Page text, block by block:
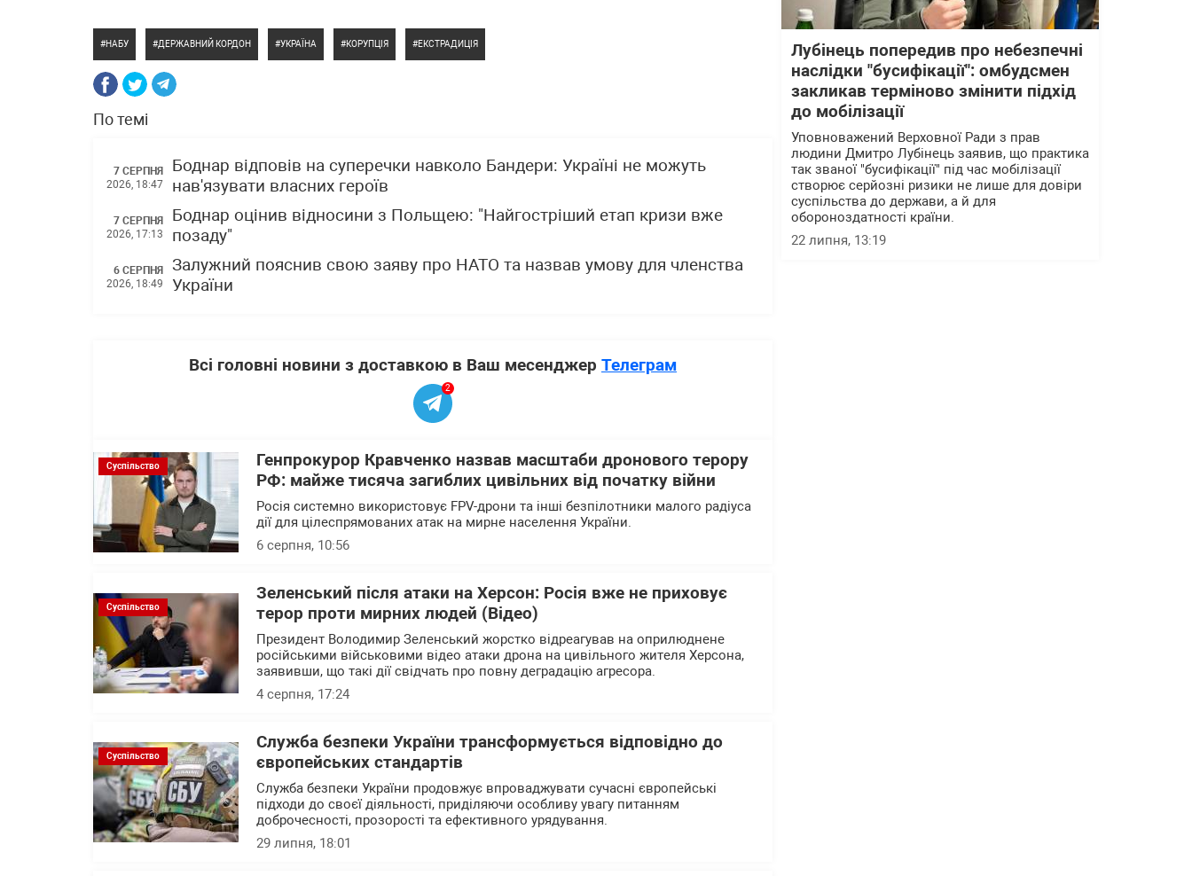
НАБУ ДЕРЖАВНИЙ КОРДОН УКРАЇНА КОРУПЦІЯ ЕКСТРАДИЦІЯ
По темі
7 СЕРПНЯ
2026, 18:47
Боднар відповів на суперечки навколо Бандери: Україні не можуть
нав'язувати власних героїв
7 СЕРПНЯ
2026, 17:13
Боднар оцінив відносини з Польщею: "Найгостріший етап кризи вже
позаду"
6 СЕРПНЯ
2026, 18:49
Залужний пояснив свою заяву про НАТО та назвав умову для членства
України
Всі головні новини з доставкою в Ваш месенджер Телеграм
2
Суспільство
Генпрокурор Кравченко назвав масштаби дронового терору
РФ: майже тисяча загиблих цивільних від початку війни
Росія системно використовує FPV-дрони та інші безпілотники малого радіуса
дії для цілеспрямованих атак на мирне населення України.
6 серпня, 10:56
Суспільство
Зеленський після атаки на Херсон: Росія вже не приховує
терор проти мирних людей (Відео)
Президент Володимир Зеленський жорстко відреагував на оприлюднене
російськими військовими відео атаки дрона на цивільного жителя Херсона,
заявивши, що такі дії свідчать про повну деградацію агресора.
4 серпня, 17:24
Суспільство
Служба безпеки України трансформується відповідно до
європейських стандартів
Служба безпеки України продовжує впроваджувати сучасні європейські
підходи до своєї діяльності, приділяючи особливу увагу питанням
доброчесності, прозорості та ефективного урядування.
29 липня, 18:01
Лубінець попередив про небезпечні
наслідки "бусифікації": омбудсмен
закликав терміново змінити підхід
до мобілізації
Уповноважений Верховної Ради з прав
людини Дмитро Лубінець заявив, що практика
так званої "бусифікації" під час мобілізації
створює серйозні ризики не лише для довіри
суспільства до держави, а й для
обороноздатності країни.
22 липня, 13:19